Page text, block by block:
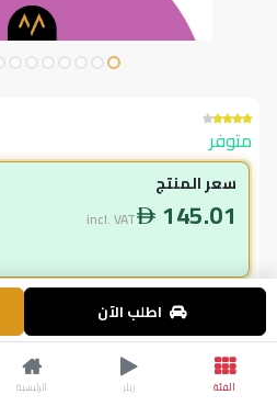
متوفر
سعر المنتج
145.01
incl. VAT
لاعضاء ال vip
130.51
incl. VAT
145.00 وفر14.50
اطلب الآن
الفئة ريلز الرئيسية